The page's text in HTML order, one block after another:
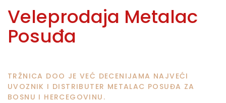
Veleprodaja Metalac
Posuđa
TRŽNICA DOO JE VEĆ DECENIJAMA NAJVEĆI
UVOZNIK I DISTRIBUTER METALAC POSUĐA ZA
BOSNU I HERCEGOVINU.